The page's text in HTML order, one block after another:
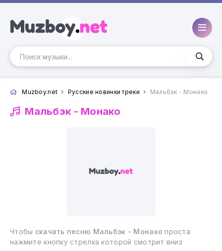
Muzboy.net Русские новинки треки Мальбэк - Монако
Мальбэк - Монако
Чтобы скачать песню Мальбэк - Монако проста
нажмите кнопку стрелка которой смотрит вниз